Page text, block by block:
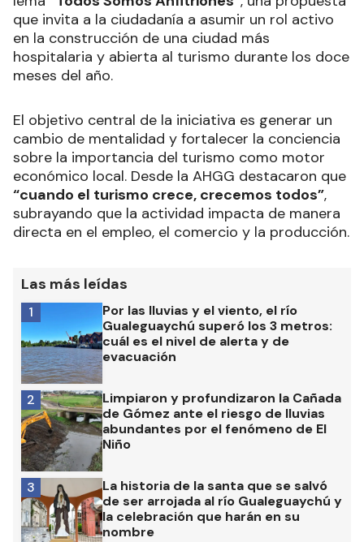
que invita a la ciudadanía a asumir un rol activo
en la construcción de una ciudad más
hospitalaria y abierta al turismo durante los doce
meses del año.
El objetivo central de la iniciativa es generar un
cambio de mentalidad y fortalecer la conciencia
sobre la importancia del turismo como motor
económico local. Desde la AHGG destacaron que
“cuando el turismo crece, crecemos todos”,
subrayando que la actividad impacta de manera
directa en el empleo, el comercio y la producción.
Las más leídas
Por las lluvias y el viento, el río
Gualeguaychú superó los 3 metros:
cuál es el nivel de alerta y de
evacuación
1
Limpiaron y profundizaron la Cañada
de Gómez ante el riesgo de lluvias
abundantes por el fenómeno de El
Niño
2
La historia de la santa que se salvó
de ser arrojada al río Gualeguaychú y
la celebración que harán en su
nombre
3